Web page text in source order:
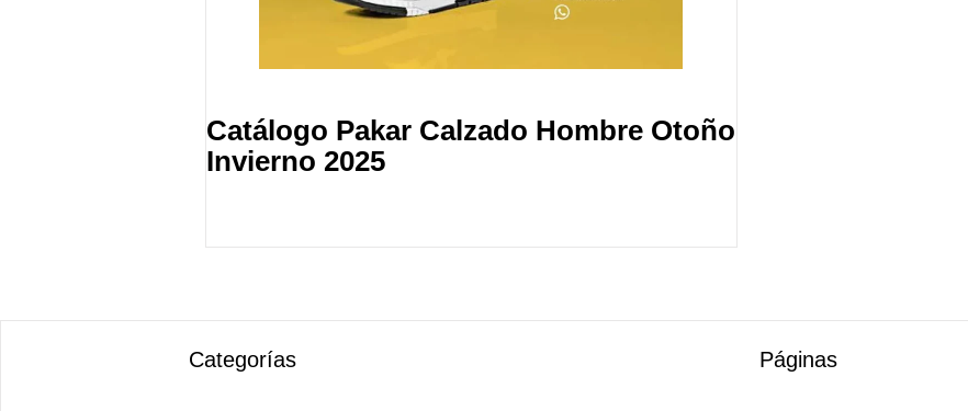
Catálogo Pakar Calzado Hombre Otoño
Invierno 2025
Categorías Páginas